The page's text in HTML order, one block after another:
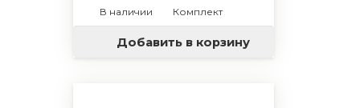
В наличии Комплект
Добавить в корзину